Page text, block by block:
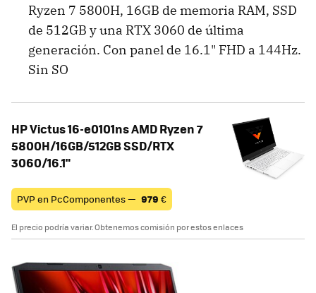
Ryzen 7 5800H, 16GB de memoria RAM, SSD
de 512GB y una RTX 3060 de última
generación. Con panel de 16.1" FHD a 144Hz.
Sin SO
HP Victus 16-e0101ns AMD Ryzen 7
5800H/16GB/512GB SSD/RTX
3060/16.1"
PVP en PcComponentes — 979 €
El precio podría variar. Obtenemos comisión por estos enlaces